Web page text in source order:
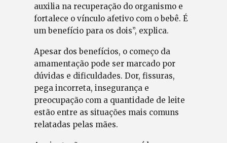
auxilia na recuperação do organismo e
fortalece o vínculo afetivo com o bebê. É
um benefício para os dois”, explica.
Apesar dos benefícios, o começo da
amamentação pode ser marcado por
dúvidas e dificuldades. Dor, fissuras,
pega incorreta, insegurança e
preocupação com a quantidade de leite
estão entre as situações mais comuns
relatadas pelas mães.